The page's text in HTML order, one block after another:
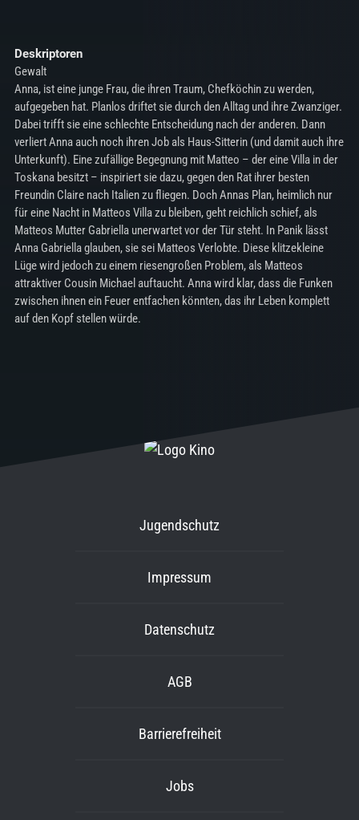
Deskriptoren
Gewalt
Anna, ist eine junge Frau, die ihren Traum, Chefköchin zu werden,
aufgegeben hat. Planlos driftet sie durch den Alltag und ihre Zwanziger.
Dabei trifft sie eine schlechte Entscheidung nach der anderen. Dann
verliert Anna auch noch ihren Job als Haus-Sitterin (und damit auch ihre
Unterkunft). Eine zufällige Begegnung mit Matteo – der eine Villa in der
Toskana besitzt – inspiriert sie dazu, gegen den Rat ihrer besten
Freundin Claire nach Italien zu fliegen. Doch Annas Plan, heimlich nur
für eine Nacht in Matteos Villa zu bleiben, geht reichlich schief, als
Matteos Mutter Gabriella unerwartet vor der Tür steht. In Panik lässt
Anna Gabriella glauben, sie sei Matteos Verlobte. Diese klitzekleine
Lüge wird jedoch zu einem riesengroßen Problem, als Matteos
attraktiver Cousin Michael auftaucht. Anna wird klar, dass die Funken
zwischen ihnen ein Feuer entfachen könnten, das ihr Leben komplett
auf den Kopf stellen würde.
Jugendschutz
Impressum
Datenschutz
AGB
Barrierefreiheit
Jobs